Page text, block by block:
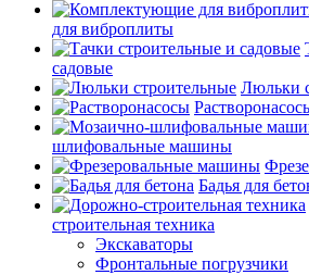
для виброплиты
садовые
Люльки
шлифовальные машины
Бадья для
строительная техника
Экскаваторы
Фронтальные погрузчики